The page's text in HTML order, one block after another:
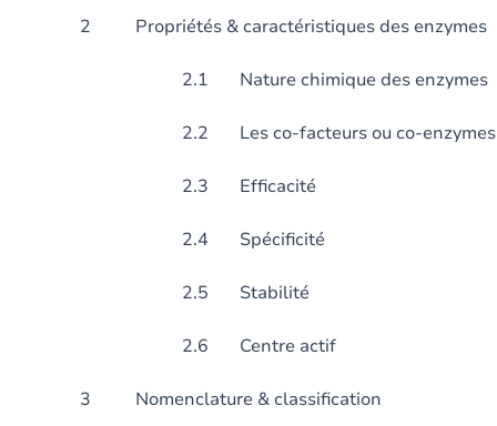
2 Propriétés & caractéristiques
2.1 Nature chimique des enzymes
2.2 Les co-facteurs ou co-enzymes
2.3 Efficacité
2.4 Spécificité
2.5 Stabilité
2.6 Centre actif
3 Nomenclature &